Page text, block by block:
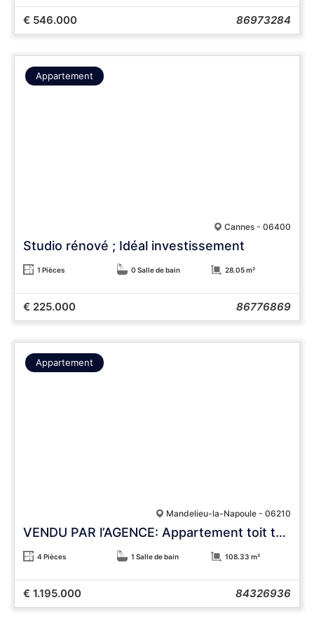
€ 546.000 86973284
Appartement
Cannes - 06400
Studio rénové ; Idéal investissement
1 Pièces 0 Salle de bain 28.05 m²
€ 225.000 86776869
Appartement
Mandelieu-la-Napoule - 06210
VENDU PAR l’AGENCE: Appartement toit terrasse Vue Panoramique
4 Pièces 1 Salle de bain 108.33 m²
€ 1.195.000 84326936